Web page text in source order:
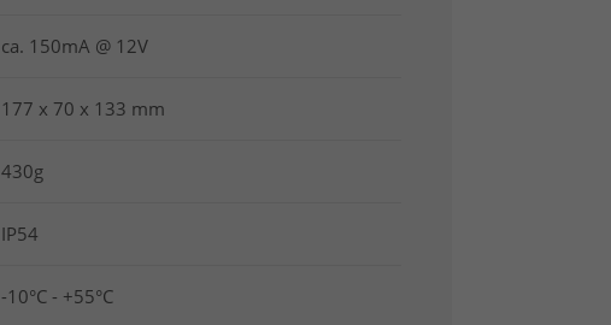
ca. 150mA @ 12V
177 x 70 x 133 mm
430g
IP54
-10°C - +55°C